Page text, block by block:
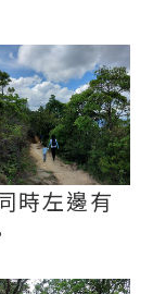
時左邊有